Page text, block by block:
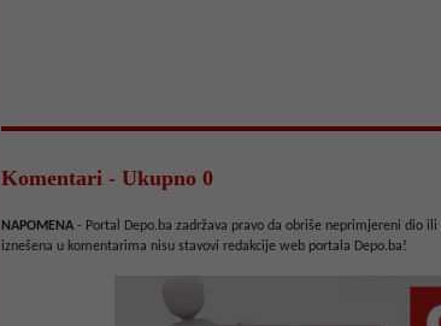
Komentari - Ukupno 0
NAPOMENA - Portal Depo.ba zadržava pravo da obriše neprimjereni dio
iznešena u komentarima nisu stavovi redakcije web portala Depo.ba!